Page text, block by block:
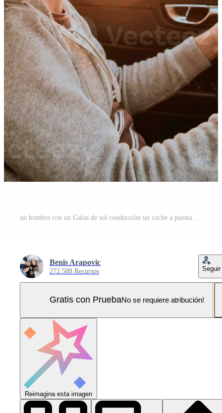
Benis Arapovic
272.588 Recursos Seguir
Gratis con PruebaNo se requiere atribución!
Reimagina esta imagen